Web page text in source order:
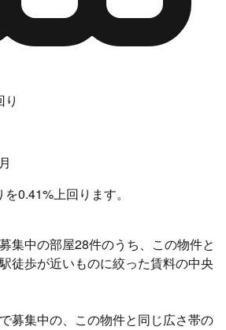
を0.41%上回ります。
集中の部屋28件のうち、この物件と
徒歩が近いものに絞った賃料の中央
募集中の、この物件と同じ広さ帯の